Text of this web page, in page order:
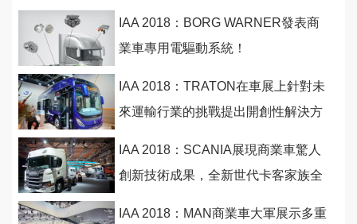
IAA 2018：BORG WARNER發表商
業車專用電驅動系統！
IAA 2018：TRATON在車展上針對未
來運輸行業的挑戰提出開創性解決方
IAA 2018：SCANIA展現商業車驚人
創新技術成果，全新世代卡客家族全
IAA 2018：MAN商業車大軍展示多重